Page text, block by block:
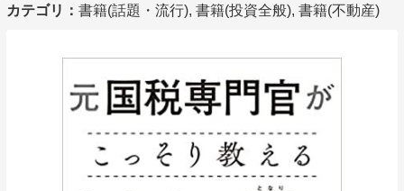
カテゴリ： 書籍(話題・流行), 書籍(投資全般), 書籍(不動産)